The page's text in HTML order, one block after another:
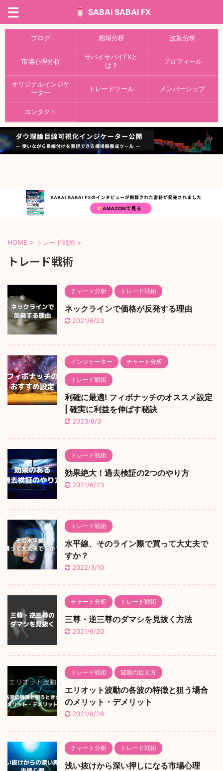
SABAI SABAI FX
ブログ 相場分析 波動分析
市場心理分析
サバイサバイFXと
は？
プロフィール
オリジナルインジケ
ーター
トレードツール メンバーシップ
コンタクト
HOME > トレード戦術 >
トレード戦術
チャート分析 トレード戦術
ネックラインで価格が反発する理由
2021/6/23
インジケーター チャート分析
トレード戦術
利確に最適! フィボナッチのオススメ設定
| 確実に利益を伸ばす秘訣
2023/8/3
トレード戦術
効果絶大！過去検証の2つのやり方
2021/6/23
トレード戦術
水平線、そのライン際で買って大丈夫で
すか？
2022/3/10
チャート分析 トレード戦術
三尊・逆三尊のダマシを見抜く方法
2021/6/20
トレード戦術 波動の捉え方
エリオット波動の各波の特徴と狙う場合
のメリット・デメリット
2021/8/26
チャート分析 トレード戦術
浅い抜けから深い押しになる市場心理